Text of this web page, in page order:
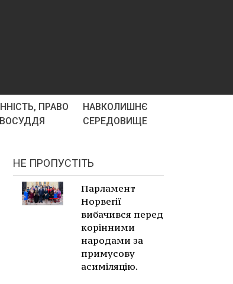
ПРАВО
НАВКОЛИШНЄ
СЕРЕДОВИЩЕ
НЕ ПРОПУСТІТЬ
Парламент
Норвегії
вибачився перед
корінними
народами за
примусову
асиміляцію.